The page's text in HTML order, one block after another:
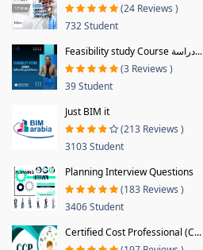
(24 Reviews )
732 Student
Feasibility study Course دراسة...
(3 Reviews )
39 Student
Just BIM it
(213 Reviews )
3103 Student
Planning Interview Questions
(183 Reviews )
3406 Student
Certified Cost Professional (C...